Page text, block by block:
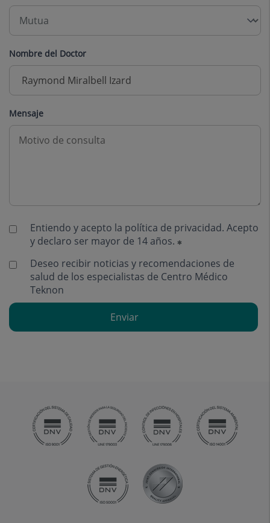
Nombre del Doctor
Mensaje
Entiendo y acepto la política de privacidad. Acepto
y declaro ser mayor de 14 años.
Deseo recibir noticias y recomendaciones de
salud de los especialistas de Centro Médico
Teknon
Enviar